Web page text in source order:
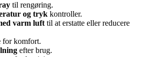
til rengøring.
og tryk kontroller.
varm lufttil at erstatte eller reducere
for komfort.
efter brug.